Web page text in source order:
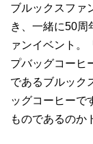
ブルックスファ
き、一緒に50周
ァンイベント。
プバッグコーヒ
であるブルック
ッグコーヒーで
ものであるのか